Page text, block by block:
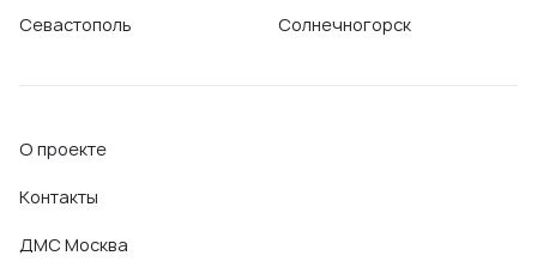
Севастополь
Солнечногорск
О проекте
Контакты
ДМС Москва